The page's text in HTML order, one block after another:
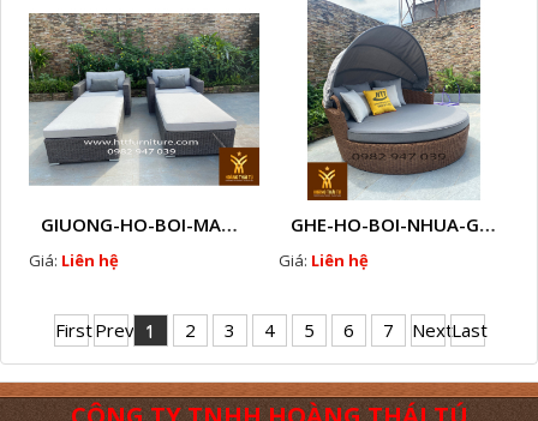
GIUONG-HO-BOI-MAY-NHUA - F2
Giá: Liên hệ
GHE-HO-BOI-NHUA-GIA-MAY-CAO-CAP-NGOAI-TROI-A7
Giá: Liên hệ
FirstPrev 1 2 3 4 5 6 7 NextLast